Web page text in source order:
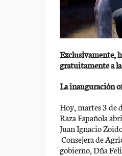
Exclusivamente,
gratuitamente a
La inauguración
Hoy, martes 3 de
Raza Española
Juan Ignacio
Consejera de
gobierno, Dña